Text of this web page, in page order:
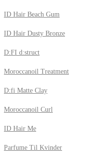
ID Hair Beach Gum
ID Hair Dusty Bronze
D:FI d:struct
Moroccanoil Treatment
D:fi Matte Clay
Moroccanoil Curl
ID Hair Me
Parfume Til Kvinder